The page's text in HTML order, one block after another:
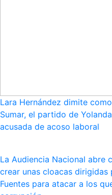
Lara Hernández dimite
Sumar, el partido de
acusada de acoso laboral
La Audiencia Nacional abre
crear unas cloacas dirigidas
Fuentes para atacar a los